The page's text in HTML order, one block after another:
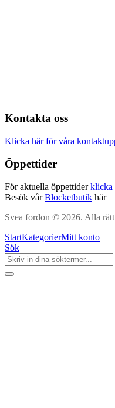
Kontakta oss
Klicka här för våra
Öppettider
För aktuella öppettiderklicka
Besök vårBlocketbutik här
Svea fordon © 2026. Alla
StartKategorierMitt konto
Sök